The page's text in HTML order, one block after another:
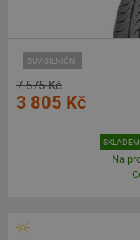
SUV-SILNIČNÍ
7 575 Kč
3 805 Kč
SKLADEM
Na